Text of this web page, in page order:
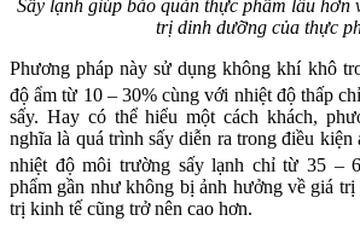
Sấy lạnh giúp bảo quản thực phẩm lâu hơn
trị dinh dưỡng của thực
Phương pháp này sử dụng không khí khô
độ ẩm từ 10 – 30% cùng với nhiệt độ thấp
sấy. Hay có thể hiểu một cách khách,
nghĩa là quá trình sấy diễn ra trong điều
nhiệt độ môi trường sấy lạnh chỉ từ 35 –
phẩm gần như không bị ảnh hưởng về giá
trị kinh tế cũng trở nên cao hơn.